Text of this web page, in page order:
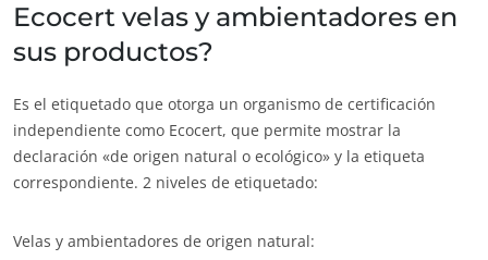
Ecocert velas y ambientadores en
sus productos?
Es el etiquetado que otorga un organismo de certificación
independiente como Ecocert, que permite mostrar la
declaración «de origen natural o ecológico» y la etiqueta
correspondiente. 2 niveles de etiquetado:
Velas y ambientadores de origen natural: